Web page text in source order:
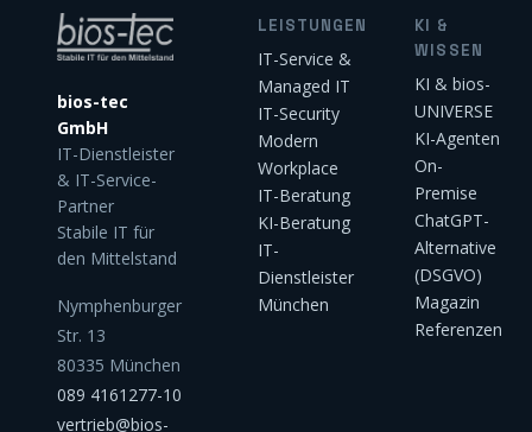
bios-tec
GmbH
IT-Dienstleister
& IT-Service-
Partner
Stabile IT für
den Mittelstand
Nymphenburger
Str. 13
80335 München
089 4161277-10
vertrieb@bios-
LEISTUNGEN
IT-Service &
Managed IT
IT-Security
Modern
Workplace
IT-Beratung
KI-Beratung
IT-
Dienstleister
München
KI &
WISSEN
KI & bios-
UNIVERSE
KI-Agenten
On-
Premise
ChatGPT-
Alternative
(DSGVO)
Magazin
Referenzen